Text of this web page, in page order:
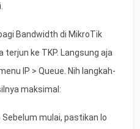
Bandwidth di MikroTik
terjun ke TKP. Langsung aja
IP > Queue. Nih langkah-
maksimal:
Sebelum mulai, pastikan lo